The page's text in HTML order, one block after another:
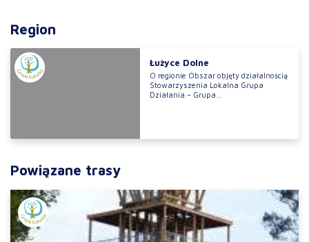
Region
Łużyce Dolne
O regionie Obszar objęty działalnością
Stowarzyszenia Lokalna Grupa
Działania – Grupa...
Powiązane trasy